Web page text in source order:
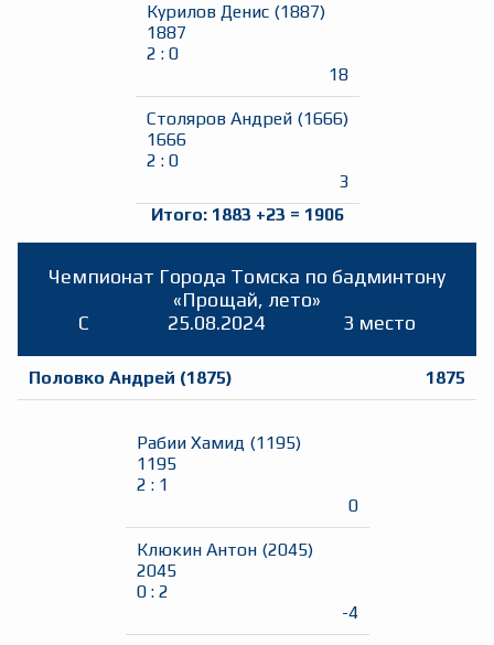
Курилов Денис (1887)
1887
2 : 0
18
Столяров Андрей (1666)
1666
2 : 0
3
Итого: 1883 +23 = 1906
Чемпионат Города Томска по бадминтону
«Прощай, лето»
C
25.08.2024 3 место
Половко Андрей (1875) 1875
Рабии Хамид (1195)
1195
2 : 1
0
Клюкин Антон (2045)
2045
0: 2
-4